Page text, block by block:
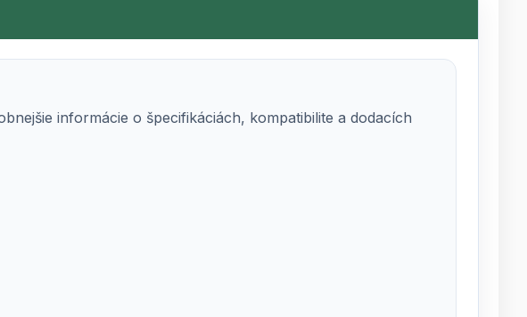
informácie o špecifikáciách, kompatibilite a dodacích